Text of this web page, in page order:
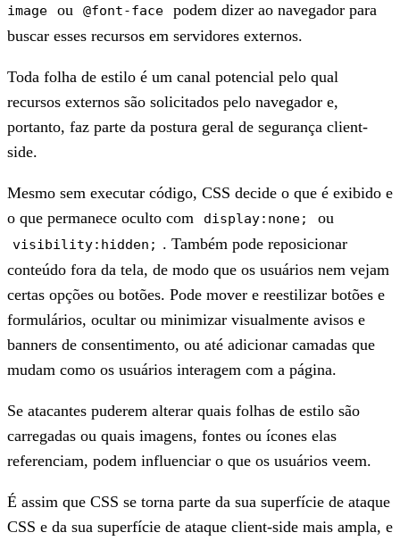
image
ou @font-face
podem dizer ao navegador para
buscar esses recursos em servidores externos.
Toda folha de estilo é um canal potencial pelo qual
recursos externos são solicitados pelo navegador e,
portanto, faz parte da postura geral de segurança client-
side.
Mesmo sem executar código, CSS decide o que é exibido e
o que permanece oculto com
display:none; ou
visibility:hidden; . Também pode reposicionar
conteúdo fora da tela, de modo que os usuários nem vejam
certas opções ou botões. Pode mover e reestilizar botões e
formulários, ocultar ou minimizar visualmente avisos e
banners de consentimento, ou até adicionar camadas que
mudam como os usuários interagem com a página.
Se atacantes puderem alterar quais folhas de estilo são
carregadas ou quais imagens, fontes ou ícones elas
referenciam, podem influenciar o que os usuários veem.
É assim que CSS se torna parte da sua superfície de ataque
CSS e da sua superfície de ataque client-side mais ampla, e